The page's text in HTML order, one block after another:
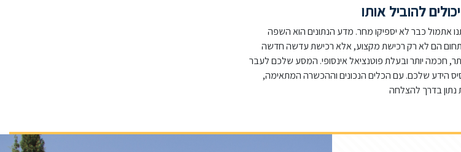
להוביל אותו
אתמול כבר לא יספיקו מחר. מדע הנתונים הוא השפה
אקדמיים בתחום הם לא רק רכישת מקצוע, אלא רכישת עדשה חדשה
חכמה יותר ובעלת פוטנציאל אינסופי. המסע שלכם לעבר
הידע שלכם. עם הכלים הנכונים וההכשרה המתאימה,
נתון בדרך להצלחה